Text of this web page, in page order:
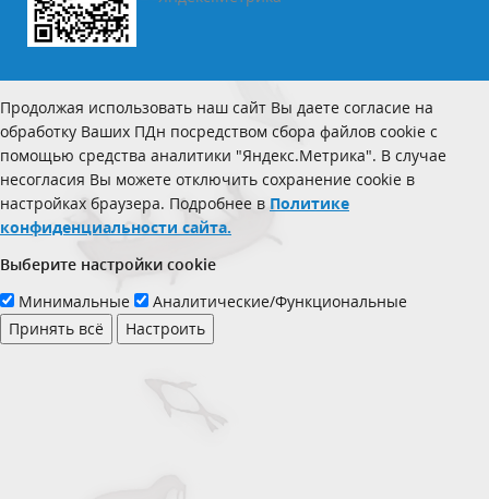
Продолжая использовать наш сайт Вы даете согласие на
обработку Ваших ПДн посредством сбора файлов cookie с
помощью средства аналитики "Яндекс.Метрика". В случае
несогласия Вы можете отключить сохранение cookie в
настройках браузера. Подробнее в Политике
конфиденциальности сайта.
Выберите настройки cookie
Минимальные
Аналитические/Функциональные
Принять всё
Настроить